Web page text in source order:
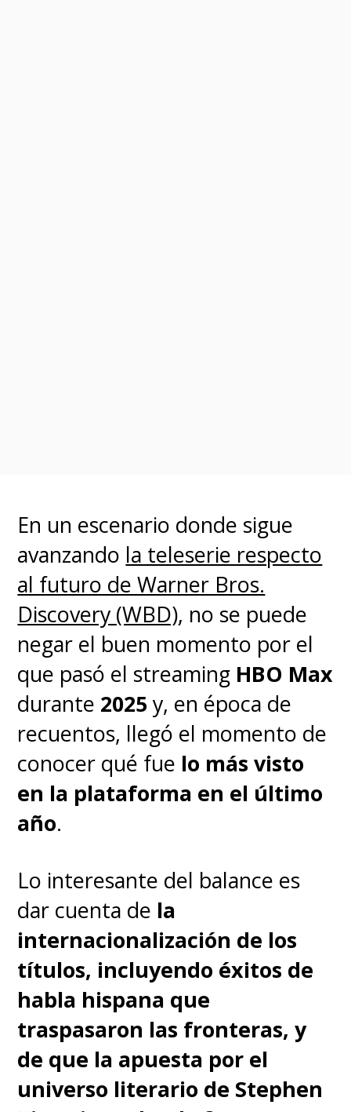
La película animada marcará la
primera colaboración entre
Warner Bros. Animation y
Particular Crowd, el sello de
películas originales de Warner
Bros. Discovery Latin America,
con la compañía mexicana
especializada en animación
Ánimay la productora
Chatrone(El Libro de la Vida
Será dirigida por Juan Meza-
León, quien ha encabezado
varios episodios de las series
"Harley Quinn" y "Rick y
En un escenario donde sigue
avanzando la teleserie respecto
al futuro de Warner Bros.
Discovery (WBD), no se puede
negar el buen momento por el
que pasó el streaming HBO Max
durante 2025 y, en época de
recuentos, llegó el momento de
conocer qué fue lo más visto
en la plataforma en el último
año.
Lo interesante del balance es
dar cuenta de la
internacionalización de los
títulos, incluyendo éxitos de
habla hispana que
traspasaron las fronteras, y
de que la apuesta por el
universo literario de Stephen